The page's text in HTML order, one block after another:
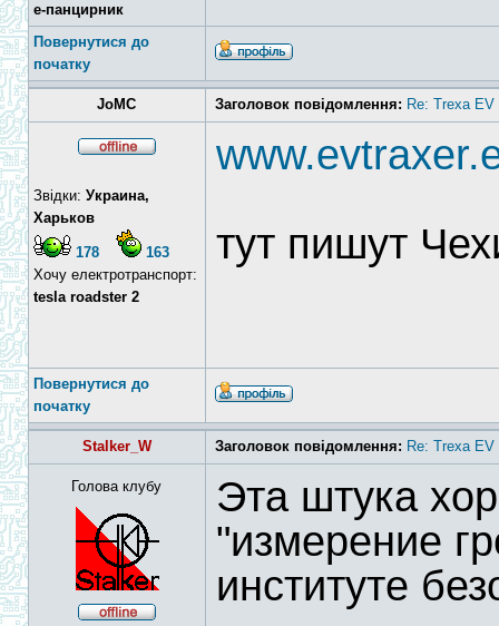
е-панцирник
Повернутися до
початку
JoMC Заголовок повідомлення: Re: Trexa EV
Звідки: Украина,
Харьков
178
163
Хочу електротранспорт:
tesla roadster 2
тут пишут
Повернутися до
початку
Stalker_W Заголовок повідомлення: Re: Trexa EV
Голова клубу
Эта штука
"измерение
институте